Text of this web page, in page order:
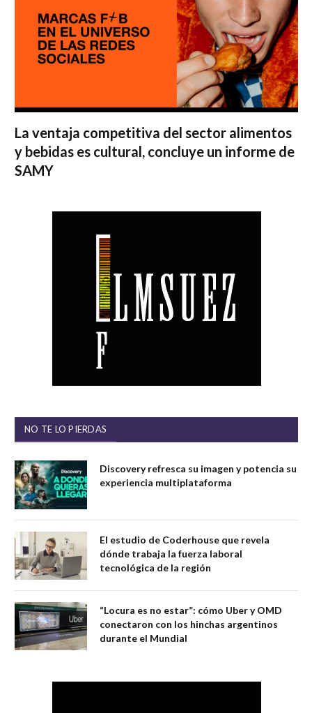
La ventaja competitiva del sector alimentos
y bebidas es cultural, concluye un informe de
SAMY
NO TE LO PIERDAS
Discovery refresca su imagen y potencia su
experiencia multiplataforma
El estudio de Coderhouse que revela
dónde trabaja la fuerza laboral
tecnológica de la región
“Locura es no estar”: cómo Uber y OMD
conectaron con los hinchas argentinos
durante el Mundial